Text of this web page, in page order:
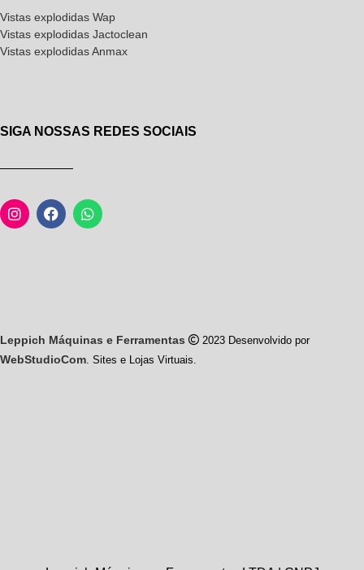
Vistas explodidas Wap
Vistas explodidas Jactoclean
Vistas explodidas Anmax
SIGA NOSSAS REDES SOCIAIS
Leppich Máquinas e Ferramentas 2023 Desenvolvido por
WebStudioCom. Sites e Lojas Virtuais.